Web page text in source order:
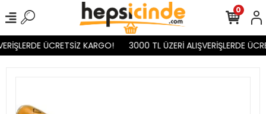
ÜCRETSİZ KARGO! 3000 TL ÜZERİ ALIŞVERİŞLERDE
0